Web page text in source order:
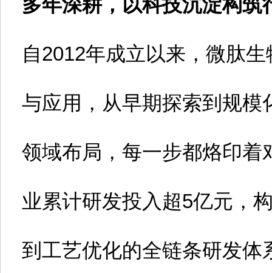
多年深耕，以科技沉淀构筑
自2012年成立以来，微肽
与应用，从早期探索到规
领域布局，每一步都烙印
业累计研发投入超5亿元，
到工艺优化的全链条研发体